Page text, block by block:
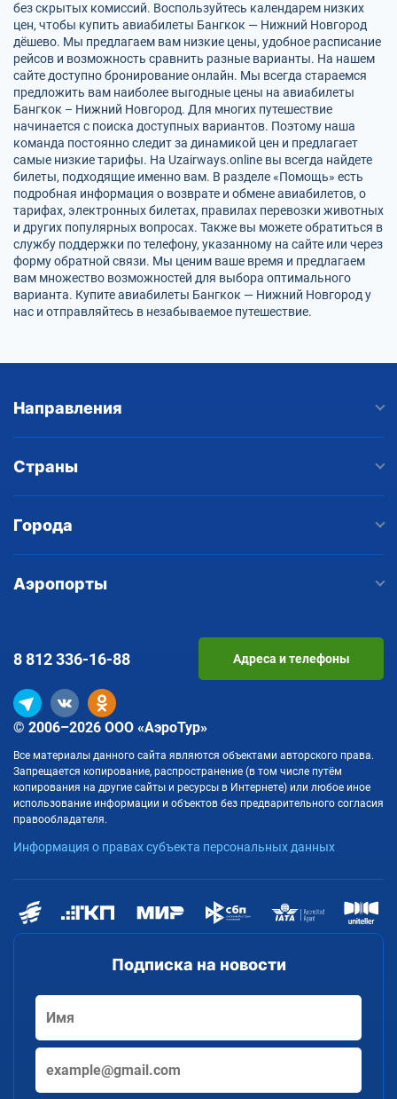
без скрытых комиссий. Воспользуйтесь календарем низких
цен, чтобы купить авиабилеты Бангкок — Нижний Новгород
дёшево. Мы предлагаем вам низкие цены, удобное расписание
рейсов и возможность сравнить разные варианты. На нашем
сайте доступно бронирование онлайн. Мы всегда стараемся
предложить вам наиболее выгодные цены на авиабилеты
Бангкок – Нижний Новгород. Для многих путешествие
начинается с поиска доступных вариантов. Поэтому наша
команда постоянно следит за динамикой цен и предлагает
самые низкие тарифы. На Uzairways.online вы всегда найдете
билеты, подходящие именно вам. В разделе «Помощь» есть
подробная информация о возврате и обмене авиабилетов, о
тарифах, электронных билетах, правилах перевозки животных
и других популярных вопросах. Также вы можете обратиться в
службу поддержки по телефону, указанному на сайте или через
форму обратной связи. Мы ценим ваше время и предлагаем
вам множество возможностей для выбора оптимального
варианта. Купите авиабилеты Бангкок — Нижний Новгород у
нас и отправляйтесь в незабываемое путешествие.
Направления
Страны
Города
Аэропорты
Подписка на новости
© 2006–2026 ООО «АэроТур»
Все материалы данного сайта являются объектами авторского права.
Запрещается копирование, распространение (в том числе путём
копирования на другие сайты и ресурсы в Интернете) или любое иное
использование информации и объектов без предварительного согласия
правообладателя.
Информация о правах субъекта персональных данных
8 812336-16-88 Адреса и телефоны